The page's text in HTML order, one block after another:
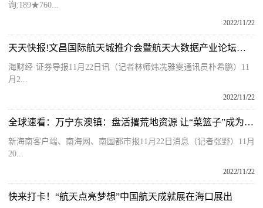
询:189★760...
2022/11/22
天天快报!文昌国际航天城推介会暨航天大数据产业论坛在海口举行
海财经·证券导报11月22日讯（记者林师炜冼雅雯通讯员朴希鹏）11
月2...
2022/11/22
全球速看：万宁东澳镇：盘活撂荒地资源 让“菜篮子”成为群众增收致富的“金饭碗”
新海南客户端、南海网、南国都市报11月22日消息（记者张野）11月
20...
2022/11/22
快来打卡！“航天点亮梦想”中国航天成就展在海口展出